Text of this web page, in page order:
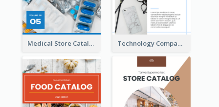
Medical Store Catalog Technology Company Catalog